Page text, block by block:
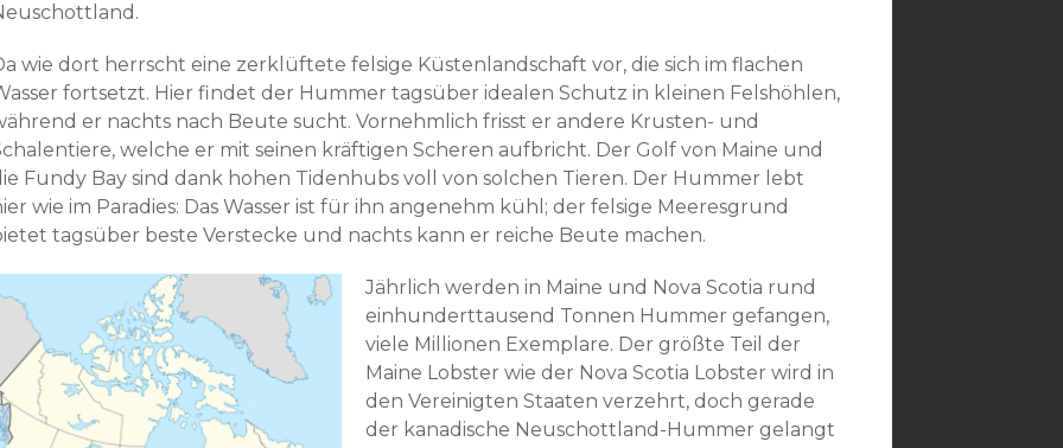
wie dort herrscht eine zerklüftete felsige Küstenlandschaft vor, die sich im flachen
fortsetzt. Hier findet der Hummer tagsüber idealen Schutz in kleinen Felshöhlen,
er nachts nach Beute sucht. Vornehmlich frisst er andere Krusten- und
welche er mit seinen kräftigen Scheren aufbricht. Der Golf von Maine und
Fundy Bay sind dank hohen Tidenhubs voll von solchen Tieren. Der Hummer lebt
wie im Paradies: Das Wasser ist für ihn angenehm kühl; der felsige Meeresgrund
tagsüber beste Verstecke und nachts kann er reiche Beute machen.
Jährlich werden in Maine und Nova Scotia rund
einhunderttausend Tonnen Hummer gefangen,
viele Millionen Exemplare. Der größte Teil der
Maine Lobster wie der Nova Scotia Lobster wird in
den Vereinigten Staaten verzehrt, doch gerade
der kanadische Neuschottland-Hummer gelangt